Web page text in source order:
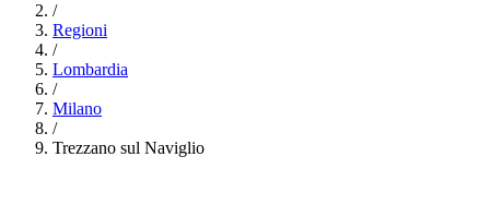
/
Regioni
/
Lombardia
/
Milano
/
Trezzano sul Naviglio